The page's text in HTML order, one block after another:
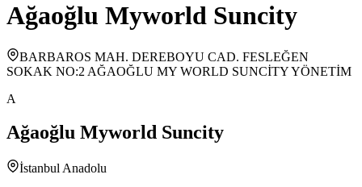
Ağaoğlu Myworld Suncity
BARBAROS MAH. DEREBOYU CAD. FESLEĞEN
SOKAK NO:2 AĞAOĞLU MY WORLD SUNCİTY YÖNETİM
A
Ağaoğlu Myworld Suncity
İstanbul Anadolu